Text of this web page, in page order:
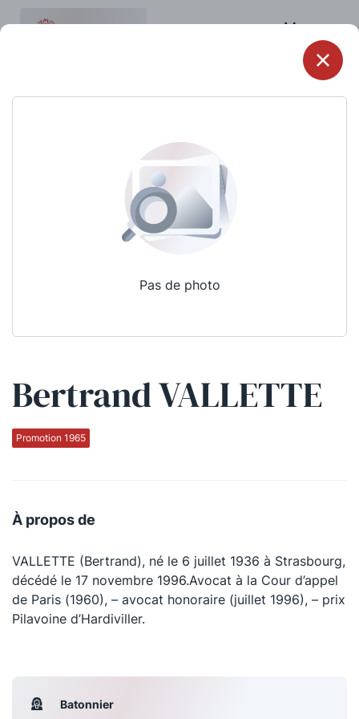
Menu
Pas de photo
Bertrand VALLETTE
Promotion 1965
À propos de
VALLETTE (Bertrand), né le 6 juillet 1936 à Strasbourg,
décédé le 17 novembre 1996.Avocat à la Cour d’appel
de Paris (1960), – avocat honoraire (juillet 1996), – prix
Pilavoine d’Hardiviller.
Batonnier
Qui sommes-nous ?
La Conférence
La Conférence
Le Concours de la Conférence